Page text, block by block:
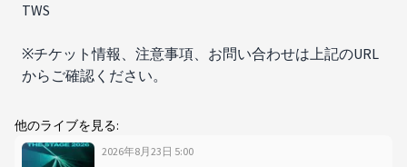
TWS
※チケット情報、注意事項、お問い合わせは上記のURL
からご確認ください。
他のライブを見る:
2026年8月23日 5:00